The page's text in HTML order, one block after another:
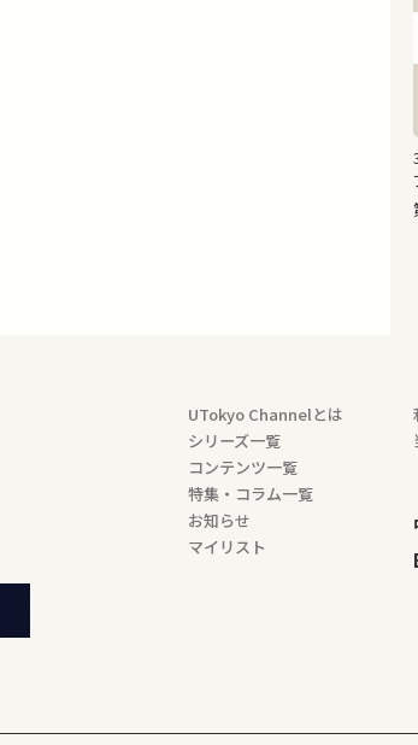
UTokyo Channelとは
シリーズ一覧
コンテンツ一覧
特集・コラム一覧
お知らせ
マイリスト